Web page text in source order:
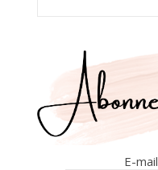
E-mail